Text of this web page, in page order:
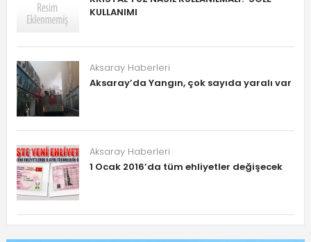
KULLANIMI
Aksaray Haberleri
Aksaray’da Yangın, çok sayıda yaralı var
Aksaray Haberleri
1 Ocak 2016’da tüm ehliyetler değişecek